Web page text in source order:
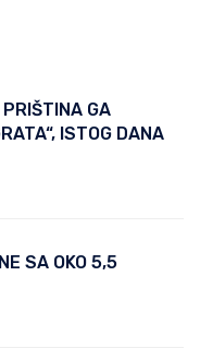
GA
ISTOG DANA
SA OKO 5,5